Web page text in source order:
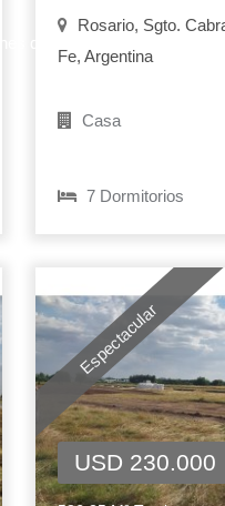
Rosario, Sgto.
Fe, Argentina
Casa
7 Dormitorios
Espectacular
USD 230.000